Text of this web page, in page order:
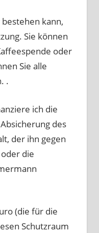
kann,
Sie können
oder
Sie alle
.
ich die
des
der ihn gegen
die
(die für die
Schutzraum